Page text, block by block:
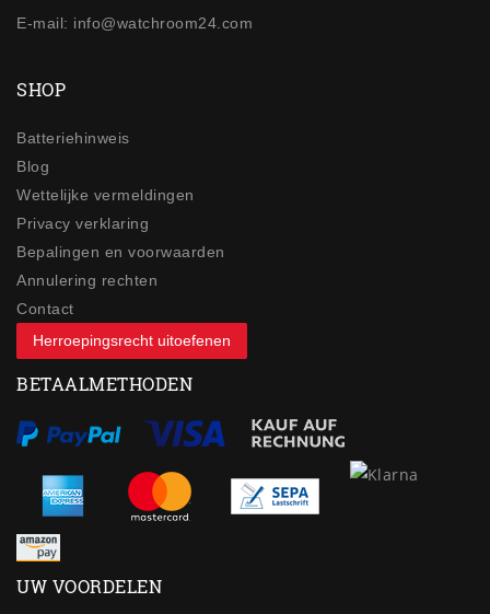
E-mail: info@watchroom24.com
SHOP
Batteriehinweis
Blog
Wettelijke vermeldingen
Privacy verklaring
Bepalingen en voorwaarden
Annulering rechten
Contact
Herroepingsrecht uitoefenen
BETAALMETHODEN
UW VOORDELEN